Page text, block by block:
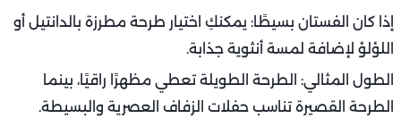
إذا كان الفستان بسيطًا: يمكنكِ اختيار طرحة مطرزة بالدانتيل أو
اللؤلؤ لإضافة لمسة أنثوية جذابة.
الطول المثالي: الطرحة الطويلة تعطي مظهرًا راقيًا، بينما
الطرحة القصيرة تناسب حفلات الزفاف العصرية والبسيطة.